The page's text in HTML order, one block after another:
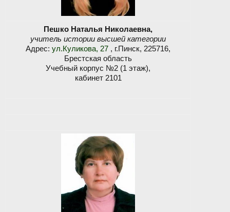
Пешко Наталья Николаевна,
учитель истории высшей категории
Адрес: ул.Куликова, 27 , г.Пинск, 225716,
Брестская область
Учебный корпус №2 (1 этаж),
кабинет 2101